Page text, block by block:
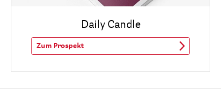
Daily Candle
Zum Prospekt